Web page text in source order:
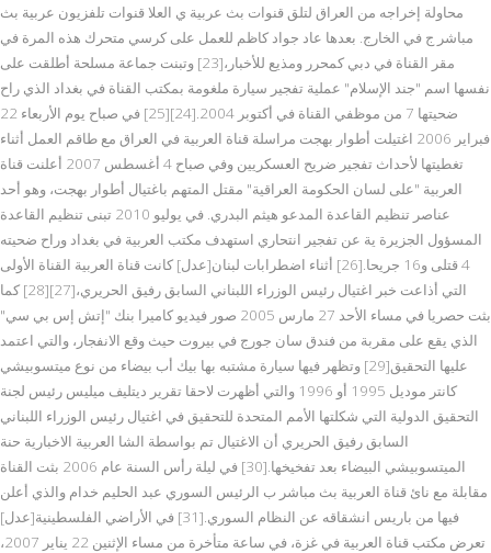
محاولة إخراجه من العراق لتلق قنوات بث عربية ي العلا قنوات تلفزيون عربية بث
مباشر ج في الخارج. بعدها عاد جواد كاظم للعمل على كرسي متحرك هذه المرة في
مقر القناة في دبي كمحرر ومذيع للأخبار،[23] وتبنت جماعة مسلحة أطلقت على
نفسها اسم "جند الإسلام" عملية تفجير سيارة ملغومة بمكتب القناة في بغداد الذي راح
ضحيتها 7 من موظفي القناة في أكتوبر 2004.[24][25] في صباح يوم الأربعاء 22
فبراير 2006 اغتيلت أطوار بهجت مراسلة قناة العربية في العراق مع طاقم العمل أثناء
تغطيتها لأحداث تفجير ضريح العسكريين وفي صباح 4 أغسطس 2007 أعلنت قناة
العربية "على لسان الحكومة العراقية" مقتل المتهم باغتيال أطوار بهجت، وهو أحد
عناصر تنظيم القاعدة المدعو هيثم البدري. في يوليو 2010 تبنى تنظيم القاعدة
المسؤول الجزيرة ية عن تفجير انتحاري استهدف مكتب العربية في بغداد وراح ضحيته
4 قتلى و16 جريحا.[26] أثناء اضطرابات لبنان[عدل] كانت قناة العربية القناة الأولى
التي أذاعت خبر اغتيال رئيس الوزراء اللبناني السابق رفيق الحريري،[27][28] كما
بثت حصريا في مساء الأحد 27 مارس 2005 صور فيديو كاميرا بنك "إتش إس بي سي"
الذي يقع على مقربة من فندق سان جورج في بيروت حيث وقع الانفجار، والتي اعتمد
عليها التحقيق[29] وتظهر فيها سيارة مشتبه بها بيك أب بيضاء من نوع ميتسوبيشي
كانتر موديل 1995 أو 1996 والتي أظهرت لاحقا تقرير ديتليف ميليس رئيس لجنة
التحقيق الدولية التي شكلتها الأمم المتحدة للتحقيق في اغتيال رئيس الوزراء اللبناني
السابق رفيق الحريري أن الاغتيال تم بواسطة الشا العربية الاخبارية حنة
الميتسوبيشي البيضاء بعد تفخيخها.[30] في ليلة رأس السنة عام 2006 بثت القناة
مقابلة مع نائ قناة العربية بث مباشر ب الرئيس السوري عبد الحليم خدام والذي أعلن
فيها من باريس انشقاقه عن النظام السوري.[31] في الأراضي الفلسطينية[عدل]
تعرض مكتب قناة العربية في غزة، في ساعة متأخرة من مساء الإثنين 22 يناير 2007،